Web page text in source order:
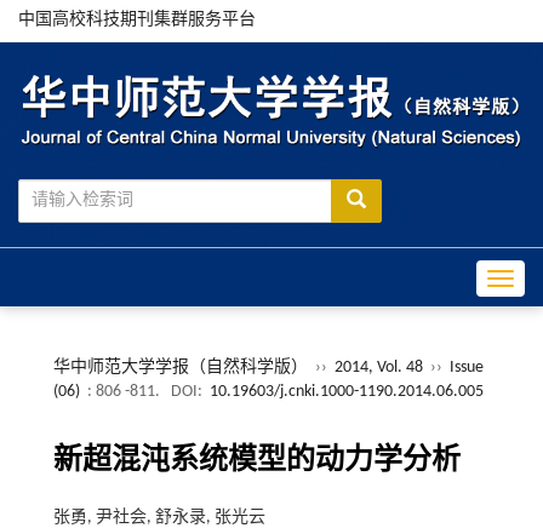
中国高校科技期刊集群服务平台
华中师范大学学报（自然科学版） ›› 2014, Vol. 48 ››
Issue
(06) : 806 -811. DOI: 10.19603/j.cnki.1000-1190.2014.06.005
新超混沌系统模型的动力学分析
张勇, 尹社会, 舒永录, 张光云